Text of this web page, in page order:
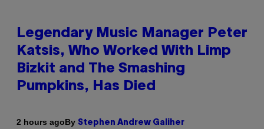
Legendary Music Manager Peter
Katsis, Who Worked With Limp
Bizkit and The Smashing
Pumpkins, Has Died
2 hours agoBy Stephen Andrew Galiher